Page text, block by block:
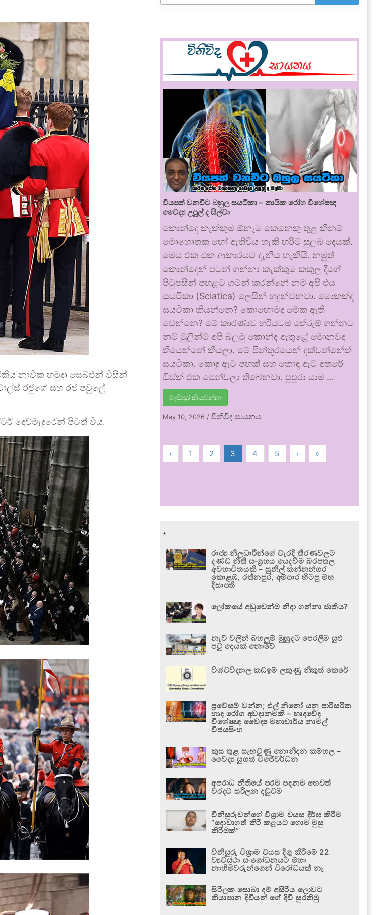
නාවික හමුදා සෙබළුන් විසින්
රජුගේ සහ රජ පවුලේ
දෙව්මැදුරෙන් පිටත් විය.
වියපත් වනවිට බහුල සයටිකා – කායික රෝග විශේෂඥ
වෛද්‍ය උපුල් ද සිල්වා
කොන්දෙ කැක්කුම ඕනෑම කෙනෙකු තුළ කිනම්
මොහොතක හෝ ඇතිවිය හැකි හරිම සුලබ දෙයක්.
මෙය එක එක ආකාරයට දැනිය හැකියි. නමුත්
කොන්දෙන් පටන් ගන්නා කැක්කුම කකුල දිගේ
පිටුපසින් පහළට ගමන් කරන්නේ නම් අපි එය
සයටිකා (Sciatica) ලෙසින් හඳුන්වනවා. මොකක්ද
සයටිකා කියන්නෙ? කොහොමද මේක ඇති
වෙන්නෙ? මේ කාරණාව හරියටම තේරුම් ගන්නට
නම් මුලින්ම අපි බලමු කොන්ද ඇතුළේ මොනවද
තියෙන්නේ කියලා. මේ පින්තූරයෙන් දක්වන්නේත්
සයටිකා. කොඳු ඇට පහක් සහ කොඳු ඇට අතරේ
ඩිස්ක් එක පෙන්වලා තිබෙනවා. පුපුරා යාම …
වැඩිපුර කියවන්න
May 10, 2026 /විනිවිද සායනය
‹ 1 2 3 4 5 › »
.
රාජ්‍ය නිලධාරීන්ගේ වැරදි තීරණවලට
දණ්ඩ නීති සංග්‍රහය යෙදවීම බරපතල
අවභාවිතයකි – සුනිල් කන්නන්ගර
කොළඹ, රත්නපුර, අම්පාර හිටපු මහ
දිසාපති
ලෝකයේ අඩුවෙන්ම නිදා ගන්නා ජාතිය?
නැව් වලින් බහලුම් මුහුදට පෙරලීම සුළු
පටු දෙයක් නොවේ
විශ්වවිද්‍යාල කඩඉම් ලකුණු නිකුත් කෙරේ
ප්‍රවේසම් වන්න; එල් නිනෝ යනු පාරිසරික
හෘද රෝග අවදානමකි – හෘදවේද
විශේෂඥ වෛද්‍ය මහාචාර්ය නාමල්
විජයසිංහ
කුස තුළ සැඟවුණු නොනිදන කම්හල –
වෛද්‍ය සුගත් විජේවර්ධන
අපරාධ නීතියේ පරම පදනම හෙවත්
වරදට සරිලන දඬුවම
විනිසුරුවන්ගේ විශ්‍රාම වයස දීර්ඝ කිරීම
“දොවාගත් කිරි කළයට ගොම මුසු
කිරීමක්”
විනිසුරු විශ්‍රාම වයස දිගු කිරීමේ 22
ව්‍යවස්ථා සංශෝධනයට මහා
නාහිමිවරුන්ගෙන් විරෝධයක් නෑ
සිරිලක සොබා දම් අසිරිය ලොවට
කියාපාන දිවියන් ගේ දිවි සුරකිමු